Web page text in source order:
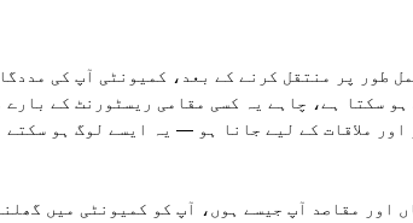
طور پر منتقل کرنے کے بعد، کمیونٹی آپ کی
سکتا ہے، چاہے یہ کسی مقامی ریسٹورنٹ کے
ملاقات کے لیے جانا ہو — یہ ایسے لوگ ہو سکتے
اور مقاصد آپ جیسے ہوں، آپ کو کمیونٹی میں